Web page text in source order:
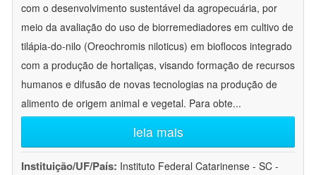
com o desenvolvimento sustentável da agropecuária, por
meio da avaliação do uso de biorremediadores em cultivo de
tilápia-do-nilo (Oreochromis niloticus) em bioflocos integrado
com a produção de hortaliças, visando formação de recursos
humanos e difusão de novas tecnologias na produção de
alimento de origem animal e vegetal. Para obte...
leia mais
Instituição/UF/País: Instituto Federal Catarinense - SC -